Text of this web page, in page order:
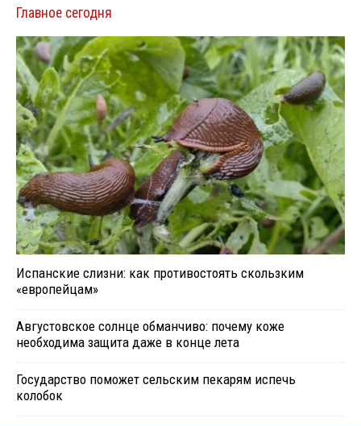
Главное сегодня
Испанские слизни: как противостоять скользким
«европейцам»
Августовское солнце обманчиво: почему коже
необходима защита даже в конце лета
Государство поможет сельским пекарям испечь
колобок